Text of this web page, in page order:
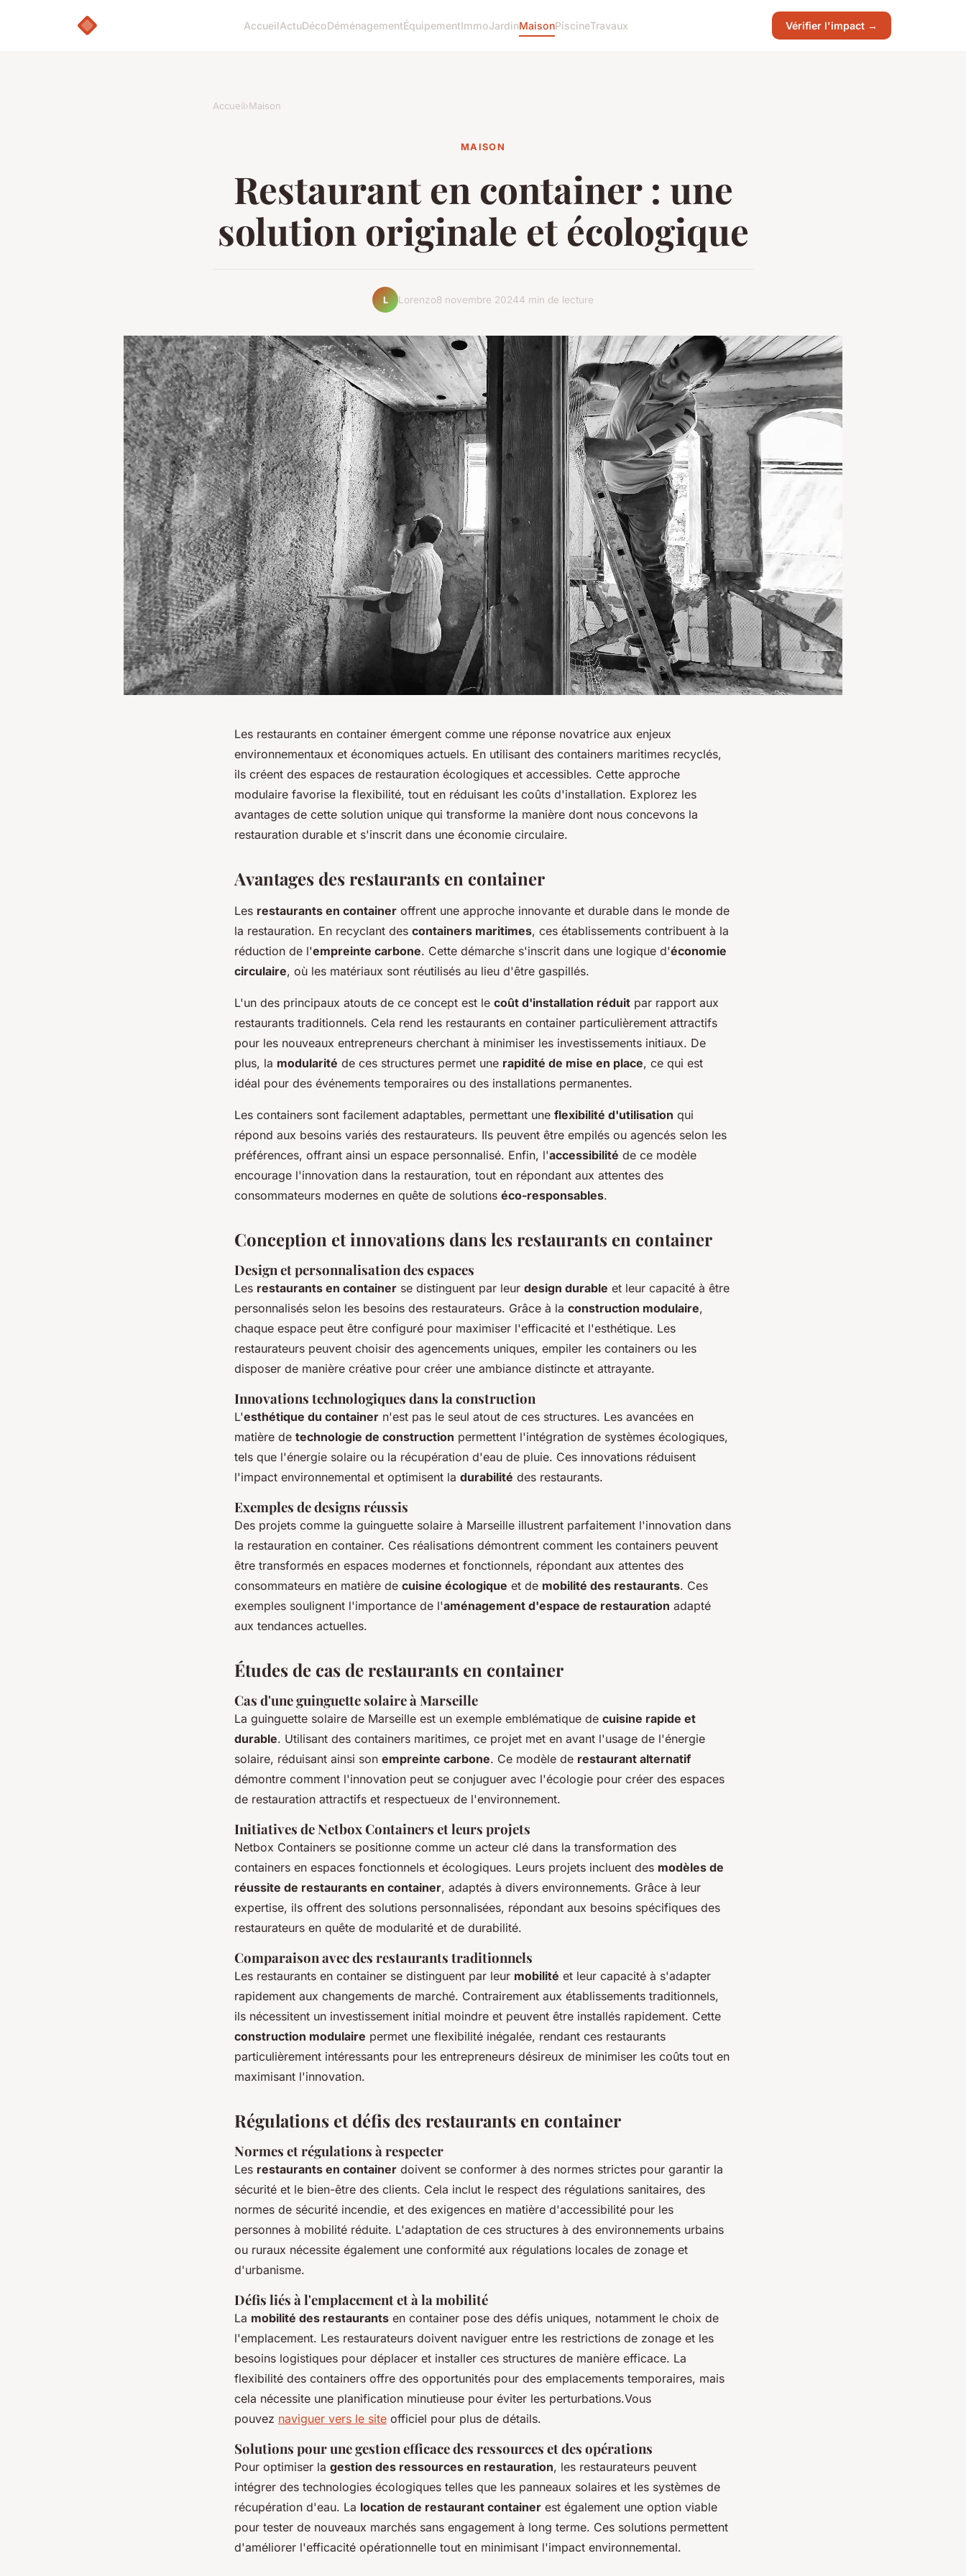
AccueilActuDécoDéménagementÉquipementImmoJardinMaisonPiscineTravaux Vérifier l'impact →
Accueil›Maison
MAISON
Restaurant en container : une
solution originale et écologique
L Lorenzo8 novembre 20244 min de lecture
Les restaurants en container émergent comme une réponse novatrice aux enjeux
environnementaux et économiques actuels. En utilisant des containers maritimes recyclés,
ils créent des espaces de restauration écologiques et accessibles. Cette approche
modulaire favorise la flexibilité, tout en réduisant les coûts d'installation. Explorez les
avantages de cette solution unique qui transforme la manière dont nous concevons la
restauration durable et s'inscrit dans une économie circulaire.
Avantages des restaurants en container
Les restaurants en container offrent une approche innovante et durable dans le monde de
la restauration. En recyclant des containers maritimes, ces établissements contribuent à la
réduction de l'empreinte carbone. Cette démarche s'inscrit dans une logique d'économie
circulaire, où les matériaux sont réutilisés au lieu d'être gaspillés.
L'un des principaux atouts de ce concept est le coût d'installation réduit par rapport aux
restaurants traditionnels. Cela rend les restaurants en container particulièrement attractifs
pour les nouveaux entrepreneurs cherchant à minimiser les investissements initiaux. De
plus, la modularité de ces structures permet une rapidité de mise en place, ce qui est
idéal pour des événements temporaires ou des installations permanentes.
Les containers sont facilement adaptables, permettant une flexibilité d'utilisation qui
répond aux besoins variés des restaurateurs. Ils peuvent être empilés ou agencés selon les
préférences, offrant ainsi un espace personnalisé. Enfin, l'accessibilité de ce modèle
encourage l'innovation dans la restauration, tout en répondant aux attentes des
consommateurs modernes en quête de solutions éco-responsables.
Conception et innovations dans les restaurants en container
Design et personnalisation des espaces
Les restaurants en container se distinguent par leur design durable et leur capacité à être
personnalisés selon les besoins des restaurateurs. Grâce à la construction modulaire,
chaque espace peut être configuré pour maximiser l'efficacité et l'esthétique. Les
restaurateurs peuvent choisir des agencements uniques, empiler les containers ou les
disposer de manière créative pour créer une ambiance distincte et attrayante.
Innovations technologiques dans la construction
L'esthétique du container n'est pas le seul atout de ces structures. Les avancées en
matière de technologie de construction permettent l'intégration de systèmes écologiques,
tels que l'énergie solaire ou la récupération d'eau de pluie. Ces innovations réduisent
l'impact environnemental et optimisent la durabilité des restaurants.
Exemples de designs réussis
Des projets comme la guinguette solaire à Marseille illustrent parfaitement l'innovation dans
la restauration en container. Ces réalisations démontrent comment les containers peuvent
être transformés en espaces modernes et fonctionnels, répondant aux attentes des
consommateurs en matière de cuisine écologique et de mobilité des restaurants. Ces
exemples soulignent l'importance de l'aménagement d'espace de restauration adapté
aux tendances actuelles.
Études de cas de restaurants en container
Cas d'une guinguette solaire à Marseille
La guinguette solaire de Marseille est un exemple emblématique de cuisine rapide et
durable. Utilisant des containers maritimes, ce projet met en avant l'usage de l'énergie
solaire, réduisant ainsi son empreinte carbone. Ce modèle de restaurant alternatif
démontre comment l'innovation peut se conjuguer avec l'écologie pour créer des espaces
de restauration attractifs et respectueux de l'environnement.
Initiatives de Netbox Containers et leurs projets
Netbox Containers se positionne comme un acteur clé dans la transformation des
containers en espaces fonctionnels et écologiques. Leurs projets incluent des modèles de
réussite de restaurants en container, adaptés à divers environnements. Grâce à leur
expertise, ils offrent des solutions personnalisées, répondant aux besoins spécifiques des
restaurateurs en quête de modularité et de durabilité.
Comparaison avec des restaurants traditionnels
Les restaurants en container se distinguent par leur mobilité et leur capacité à s'adapter
rapidement aux changements de marché. Contrairement aux établissements traditionnels,
ils nécessitent un investissement initial moindre et peuvent être installés rapidement. Cette
construction modulaire permet une flexibilité inégalée, rendant ces restaurants
particulièrement intéressants pour les entrepreneurs désireux de minimiser les coûts tout en
maximisant l'innovation.
Régulations et défis des restaurants en container
Normes et régulations à respecter
Les restaurants en container doivent se conformer à des normes strictes pour garantir la
sécurité et le bien-être des clients. Cela inclut le respect des régulations sanitaires, des
normes de sécurité incendie, et des exigences en matière d'accessibilité pour les
personnes à mobilité réduite. L'adaptation de ces structures à des environnements urbains
ou ruraux nécessite également une conformité aux régulations locales de zonage et
d'urbanisme.
Défis liés à l'emplacement et à la mobilité
La mobilité des restaurants en container pose des défis uniques, notamment le choix de
l'emplacement. Les restaurateurs doivent naviguer entre les restrictions de zonage et les
besoins logistiques pour déplacer et installer ces structures de manière efficace. La
flexibilité des containers offre des opportunités pour des emplacements temporaires, mais
cela nécessite une planification minutieuse pour éviter les perturbations.Vous
pouvez naviguer vers le site officiel pour plus de détails.
Solutions pour une gestion efficace des ressources et des opérations
Pour optimiser la gestion des ressources en restauration, les restaurateurs peuvent
intégrer des technologies écologiques telles que les panneaux solaires et les systèmes de
récupération d'eau. La location de restaurant container est également une option viable
pour tester de nouveaux marchés sans engagement à long terme. Ces solutions permettent
d'améliorer l'efficacité opérationnelle tout en minimisant l'impact environnemental.